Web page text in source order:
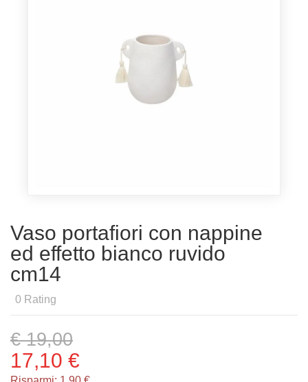
Vaso portafiori con nappine
ed effetto bianco ruvido
cm14
0 Rating
€ 19,00
17,10 €